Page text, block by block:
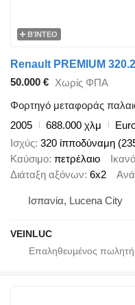
ΒΊΝΤΕΟ
Renault PREMIUM
50.000 € Χωρίς ΦΠΑ
Φορτηγό μεταφοράς
2005
688.000 χλμ
Ισχύς 320 ίπποδύναμη
Καύσιμο πετρέλαιο
Διάταξη αξόνων 6x2
Ισπανία, Lucena City
VEINLUC